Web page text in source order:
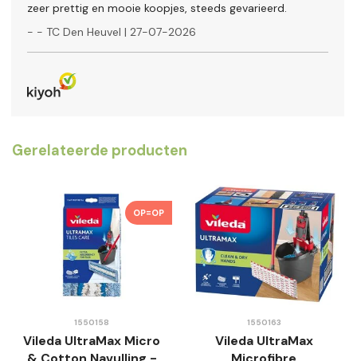
zeer prettig en mooie koopjes, steeds gevarieerd.
- - TC Den Heuvel | 27-07-2026
Gerelateerde producten
OP=OP
1550158
Vileda UltraMax Micro
1550163
Vileda UltraMax